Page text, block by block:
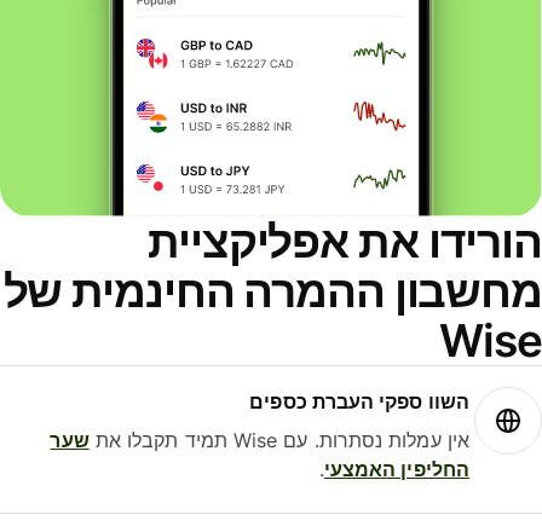
את אפליקציית
ההמרה החינמית של
השוו ספקי העברת כספים
אין עמלות נסתרות. עם Wise תמיד תקבלו את
שער
החליפין האמצעי.